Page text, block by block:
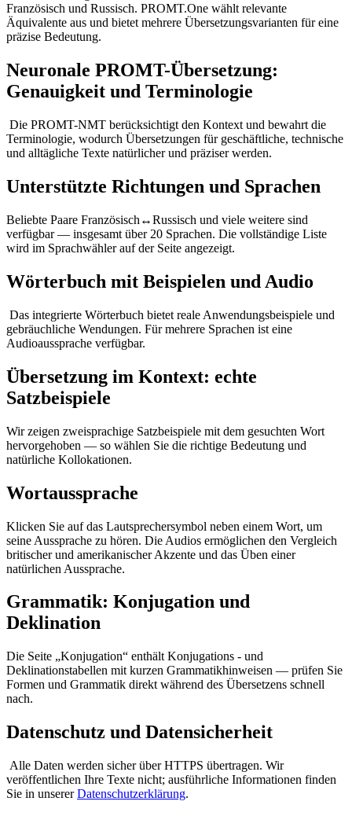
Französisch und Russisch. PROMT.One wählt relevante
Äquivalente aus und bietet mehrere Übersetzungsvarianten für eine
präzise Bedeutung.
Neuronale PROMT-Übersetzung:
Genauigkeit und Terminologie
Die PROMT-NMT berücksichtigt den Kontext und bewahrt die
Terminologie, wodurch Übersetzungen für geschäftliche, technische
und alltägliche Texte natürlicher und präziser werden.
Unterstützte Richtungen und Sprachen
Beliebte Paare Französisch↔Russisch und viele weitere sind
verfügbar — insgesamt über 20 Sprachen. Die vollständige Liste
wird im Sprachwähler auf der Seite angezeigt.
Wörterbuch mit Beispielen und Audio
Das integrierte Wörterbuch bietet reale Anwendungsbeispiele und
gebräuchliche Wendungen. Für mehrere Sprachen ist eine
Audioaussprache verfügbar.
Übersetzung im Kontext: echte
Satzbeispiele
Wir zeigen zweisprachige Satzbeispiele mit dem gesuchten Wort
hervorgehoben — so wählen Sie die richtige Bedeutung und
natürliche Kollokationen.
Wortaussprache
Klicken Sie auf das Lautsprechersymbol neben einem Wort, um
seine Aussprache zu hören. Die Audios ermöglichen den Vergleich
britischer und amerikanischer Akzente und das Üben einer
natürlichen Aussprache.
Grammatik: Konjugation und
Deklination
Die Seite „Konjugation“ enthält Konjugations - und
Deklinationstabellen mit kurzen Grammatikhinweisen — prüfen Sie
Formen und Grammatik direkt während des Übersetzens schnell
nach.
Datenschutz und Datensicherheit
Alle Daten werden sicher über HTTPS übertragen. Wir
veröffentlichen Ihre Texte nicht; ausführliche Informationen finden
Sie in unsererDatenschutzerklärung.